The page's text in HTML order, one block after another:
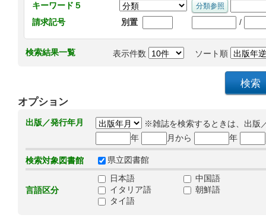
キーワード５
請求記号
別置 /
検索結果一覧 表示件数 ソート順
オプション
出版／発行年月
※雑誌を検索するときは、出版
年
月から 年
検索対象図書館 県立図書館
言語区分
日本語
中国語
イタリア語
朝鮮語
タイ語